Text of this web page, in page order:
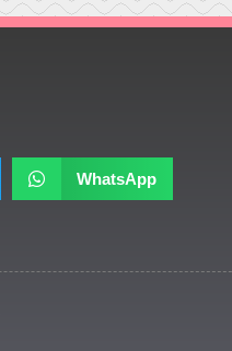
WhatsApp